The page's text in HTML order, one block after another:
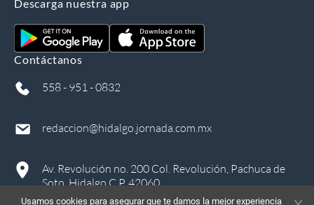
Descarga nuestra app
Contáctanos
558 - 951 - 0832
redaccion@hidalgo.jornada.com.mx
Av. Revolución no. 200 Col. Revolución, Pachuca de
Soto, Hidalgo C.P. 42060
Usamos cookies para asegurar que te damos la mejor experiencia